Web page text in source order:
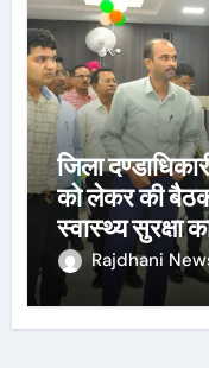
जिला
को लेकर की
स्वास्थ्य
पानी जमा न होने
Rajdhani